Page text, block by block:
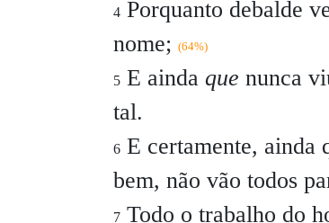
4 Porquanto debalde
nome; (64%)
5 E ainda que nunca
tal.
6 E certamente, ainda
bem, não vão todos
7 Todo o trabalho do